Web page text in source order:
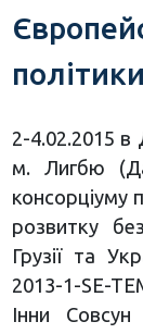
2-4.02.2015 в
м. Лигбю
розвитку
Грузії та
2013-1-SE-
Інни